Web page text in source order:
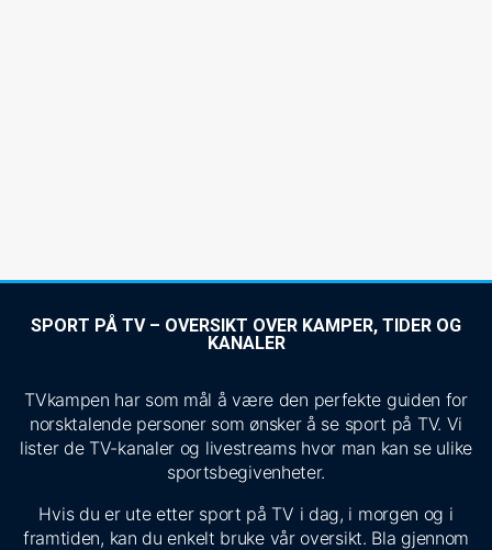
SPORT PÅ TV – OVERSIKT OVER KAMPER, TIDER OG
KANALER
TVkampen har som mål å være den perfekte guiden for
norsktalende personer som ønsker å se sport på TV. Vi
lister de TV-kanaler og livestreams hvor man kan se ulike
sportsbegivenheter.
Hvis du er ute etter sport på TV i dag, i morgen og i
framtiden, kan du enkelt bruke vår oversikt. Bla gjennom